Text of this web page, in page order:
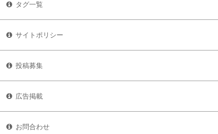
タグ一覧
サイトポリシー
投稿募集
広告掲載
お問合わせ